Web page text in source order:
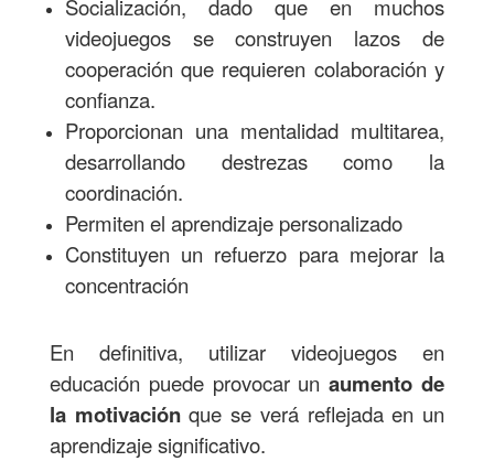
Socialización, dado que en muchos
videojuegos se construyen lazos de
cooperación que requieren colaboración y
confianza.
Proporcionan una mentalidad multitarea,
desarrollando destrezas como la
coordinación.
Permiten el aprendizaje personalizado
Constituyen un refuerzo para mejorar la
concentración
En definitiva, utilizar videojuegos en
educación puede provocar unaumento de
la motivaciónque se verá reflejada en un
aprendizaje significativo.